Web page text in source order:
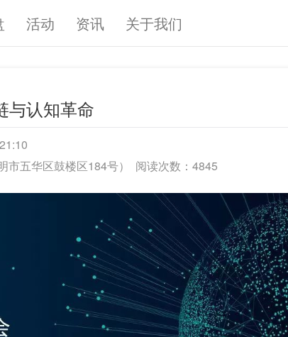
活动 资讯 关于我们
与认知革命
五华区鼓楼区184号）
阅读次数：4845